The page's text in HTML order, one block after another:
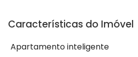
Características do Imóvel
Apartamento inteligente